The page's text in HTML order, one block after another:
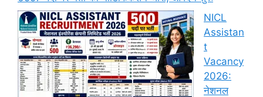
NICL
Assistan
t
Vacancy
2026:
नेशनल